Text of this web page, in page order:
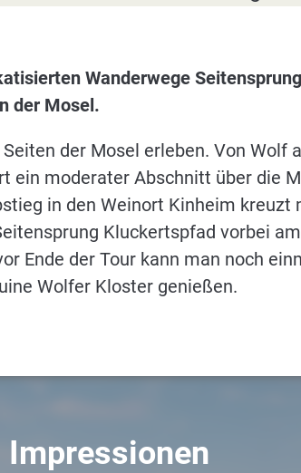
Wanderwege
der Mosel.
der Mosel erleben. Von Wolf
ein moderater Abschnitt über die
in den Weinort Kinheim kreuzt
Kluckertspfad vorbei
Ende der Tour kann man noch
Wolfer Kloster genießen.
Impressionen